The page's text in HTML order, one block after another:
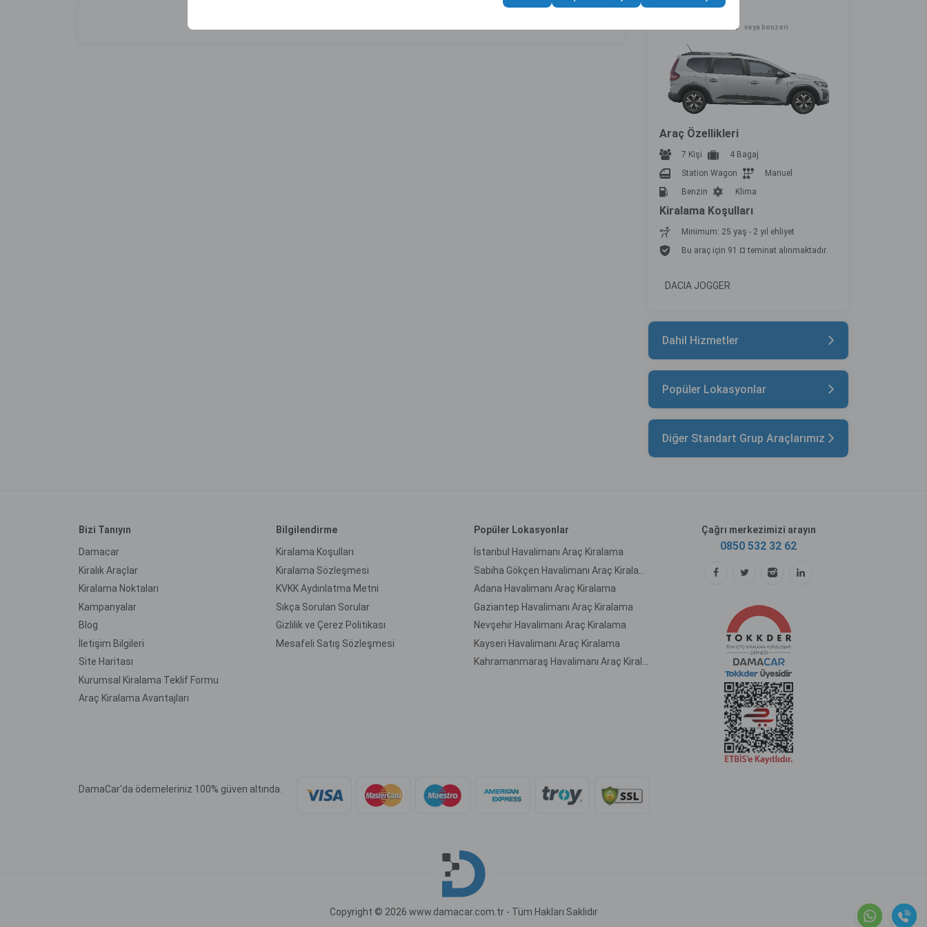
DACIA JOGGER veya benzeri
Araç Özellikleri
7 Kişi
4 Bagaj
Station Wagon
Manuel
Benzin
Klima
Kiralama Koşulları
Minimum: 25 yaş - 2 yıl ehliyet
Bu araç için 91 ¤ teminat alınmaktadır.
DACIA JOGGER
Dahil Hizmetler
Popüler Lokasyonlar
Diğer Standart Grup Araçlarımız
Bizi Tanıyın
Damacar
Kiralık Araçlar
Kiralama Noktaları
Kampanyalar
Blog
İletişim Bilgileri
Site Haritası
Kurumsal Kiralama Teklif Formu
Araç Kiralama Avantajları
Bilgilendirme
Kiralama Koşulları
Kiralama Sözleşmesi
KVKK Aydınlatma Metni
Sıkça Sorulan Sorular
Gizlilik ve Çerez Politikası
Mesafeli Satış Sözleşmesi
Popüler Lokasyonlar
İstanbul Havalimanı Araç Kiralama
Adana Havalimanı Araç Kiralama
Gaziantep Havalimanı Araç Kiralama
Nevşehir Havalimanı Araç Kiralama
Kayseri Havalimanı Araç Kiralama
Çağrı merkezimizi arayın
0850 532 32 62
DamaCar'da ödemeleriniz 100% güven altında.
Copyright © 2026 www.damacar.com.tr - Tüm Hakları Saklıdır